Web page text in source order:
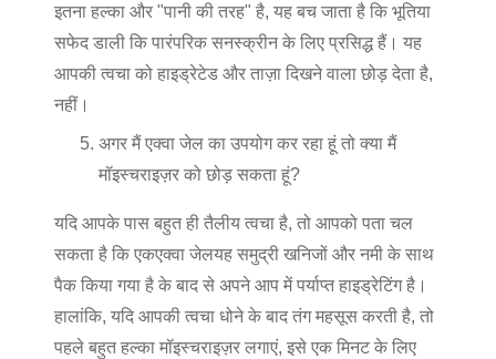
इतना हल्का और "पानी की तरह" है, यह बच जाता है कि भूतिया
सफेद डाली कि पारंपरिक सनस्क्रीन के लिए प्रसिद्ध हैं। यह
आपकी त्वचा को हाइड्रेटेड और ताज़ा दिखने वाला छोड़ देता है,
नहीं।
अगर मैं एक्वा जेल का उपयोग कर रहा हूं तो क्या मैं
मॉइस्चराइज़र को छोड़ सकता हूं?
यदि आपके पास बहुत ही तैलीय त्वचा है, तो आपको पता चल
सकता है कि एकएक्वा जेलयह समुद्री खनिजों और नमी के साथ
पैक किया गया है के बाद से अपने आप में पर्याप्त हाइड्रेटिंग है।
हालांकि, यदि आपकी त्वचा धोने के बाद तंग महसूस करती है, तो
पहले बहुत हल्का मॉइस्चराइज़र लगाएं, इसे एक मिनट के लिए